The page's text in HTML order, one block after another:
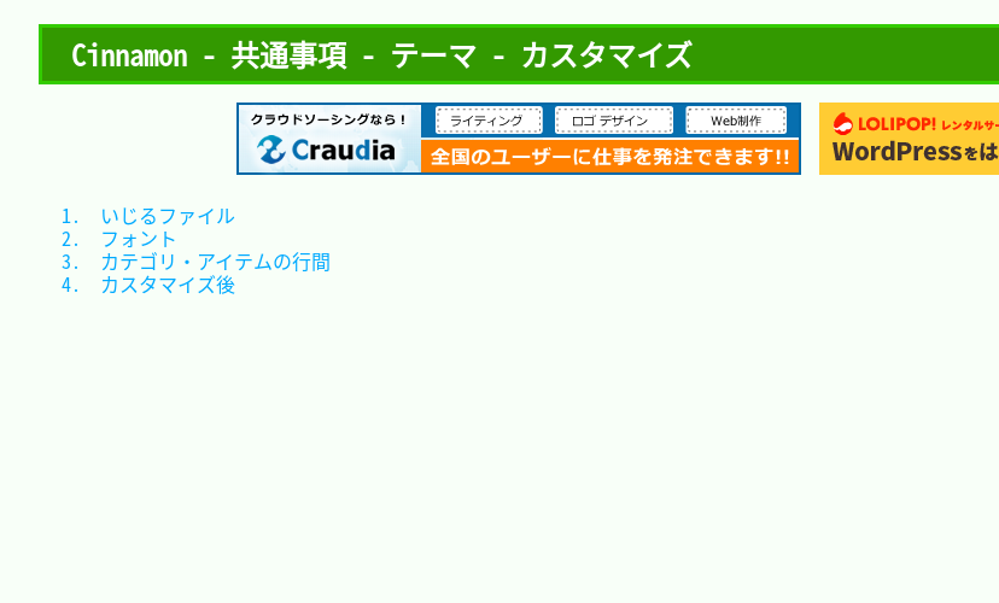
Cinnamon - 共通事項 - テーマ - カスタマイズ